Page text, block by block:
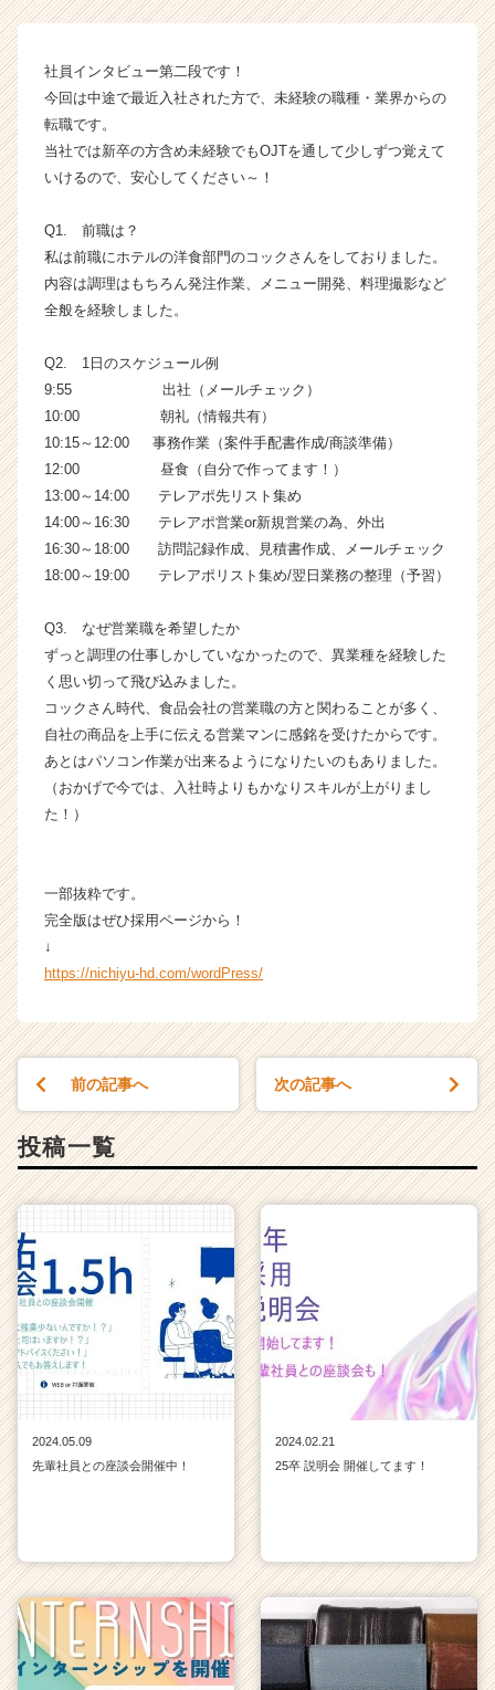
業
ら
カ
ウ
届
就
イ
ト
チ
ア
ャ
リ
ア
（C
h
e
C
a
r
e
e
r）
社員インタビュー第二段です！
今回は中途で最近入社された方で、未経験の職種・業界からの
転職です。
当社では新卒の方含め未経験でもOJTを通して少しずつ覚えて
いけるので、安心してください～！
Q1. 前職は？
私は前職にホテルの洋食部門のコックさんをしておりました。
内容は調理はもちろん発注作業、メニュー開発、料理撮影など
全般を経験しました。
Q2. 1日のスケジュール例
9:55 出社（メールチェック）
10:00 朝礼（情報共有）
10:15～12:00 事務作業（案件手配書作成/商談準備）
12:00 昼食（自分で作ってます！）
13:00～14:00 テレアポ先リスト集め
14:00～16:30 テレアポ営業or新規営業の為、外出
16:30～18:00 訪問記録作成、見積書作成、メールチェック
18:00～19:00 テレアポリスト集め/翌日業務の整理（予習）
Q3. なぜ営業職を希望したか
ずっと調理の仕事しかしていなかったので、異業種を経験した
く思い切って飛び込みました。
コックさん時代、食品会社の営業職の方と関わることが多く、
自社の商品を上手に伝える営業マンに感銘を受けたからです。
あとはパソコン作業が出来るようになりたいのもありました。
（おかげで今では、入社時よりもかなりスキルが上がりまし
た！）
一部抜粋です。
完全版はぜひ採用ページから！
↓
https://nichiyu-hd.com/wordPress/
前の記事へ 次の記事へ
投稿一覧
2024.05.09
先輩社員との座談会開催中！
2024.02.21
25卒 説明会 開催してます！